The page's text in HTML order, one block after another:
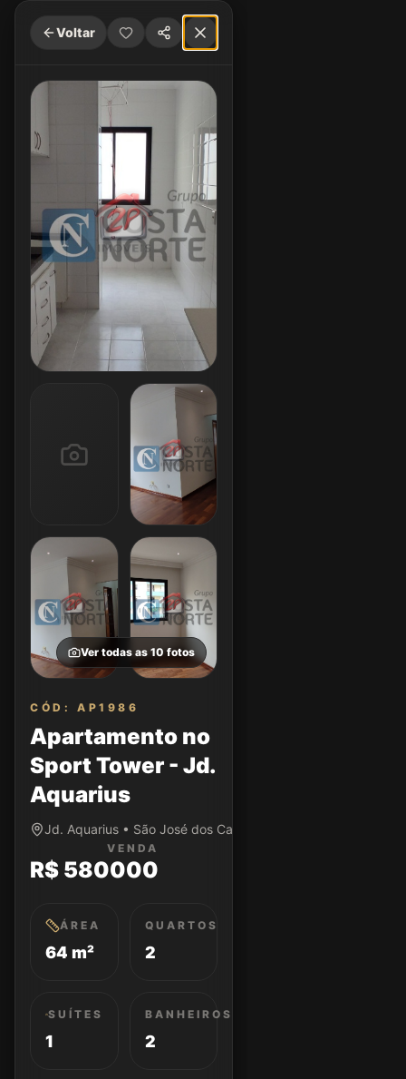
Voltar
Ver todas as10fotos
CÓD: AP1986
Apartamento no
Sport Tower - Jd.
Aquarius
Jd. Aquarius • São José dos Campos/SP
VENDA
R$ 580000
ÁREA
64 m²
QUARTOS
2
SUÍTES
1
BANHEIROS
2